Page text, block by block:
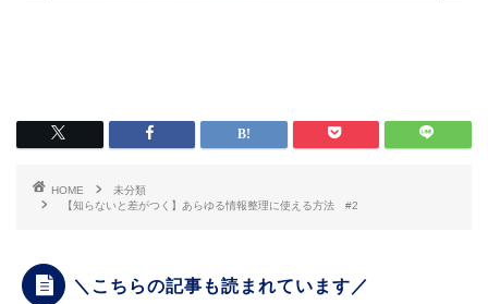
HOME
未分類
【知らないと差がつく】あらゆる情報整理に使える方法 #2
＼こちらの記事も読まれています／